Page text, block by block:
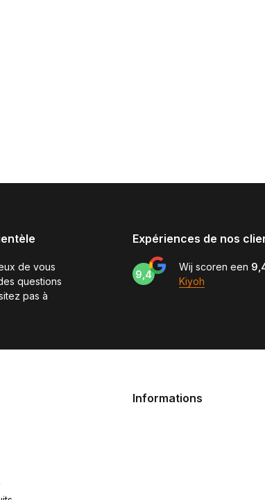
de vous
questions
pas à
Expériences de nos
9,4
Wij scoren een
Kiyoh
Informations